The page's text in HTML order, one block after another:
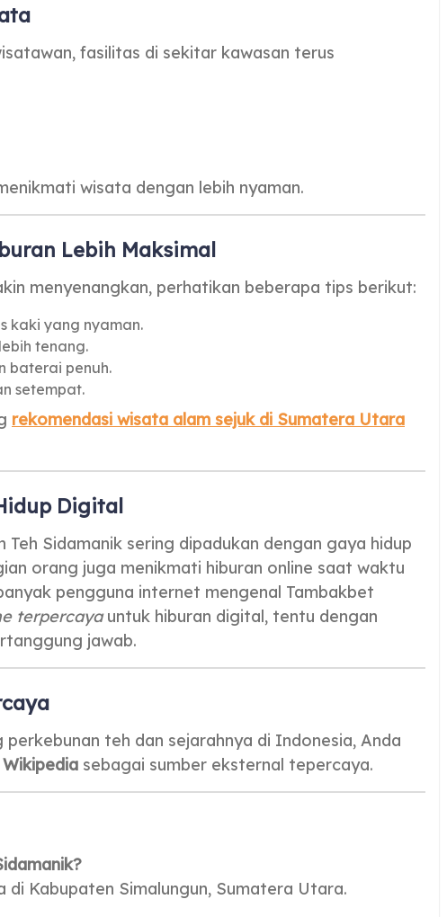
fasilitas di sekitar kawasan terus
wisata dengan lebih nyaman.
Lebih Maksimal
menyenangkan, perhatikan beberapa tips berikut:
kaki yang nyaman.
tenang.
baterai penuh.
setempat.
rekomendasi wisata alam sejuk di Sumatera Utara
Digital
Sidamanik sering dipadukan dengan gaya hidup
orang juga menikmati hiburan online saat waktu
pengguna internet mengenal Tambakbet
terpercayauntuk hiburan digital, tentu dengan
jawab.
teh dan sejarahnya di Indonesia, Anda
Wikipedia sebagai sumber eksternal tepercaya.
di Kabupaten Simalungun, Sumatera Utara.